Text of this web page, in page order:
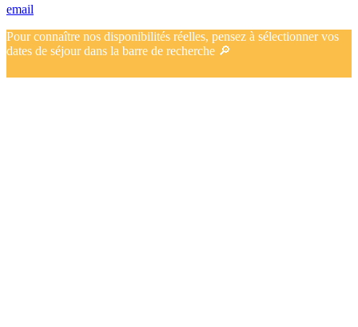
email
Pour connaître nos disponibilités réelles, pensez à sélectionner vos
dates de séjour dans la barre de recherche 🔎